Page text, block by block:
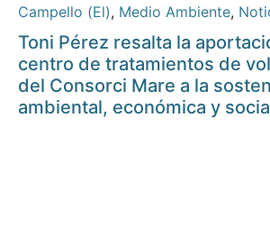
Campello (El), Medio Ambiente,
Toni Pérez resalta la
centro de tratamientos de
del Consorci Mare a la
ambiental, económica y